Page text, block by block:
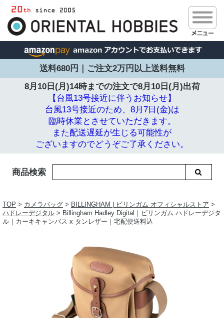
送料680円｜ご注文2万円以上送料無料
8月10日(月)14時までの注文で8月10日(月)出荷
【台風13号接近に伴うお知らせ】
台風13号接近のため、8月7日(金)は
臨時休業とさせていただきます。
また配送遅延が生じる可能性が
ございますのでどうぞご了承ください。
商品検索
TOP > カメラバッグ > BILLINGHAM | ビリンガム オフィシャルストア >
ハドレーデジタル > Billingham Hadley Digital｜ビリンガム ハドレーデジタ
ル｜カーキキャンバス x タンレザー｜宅配便送料込